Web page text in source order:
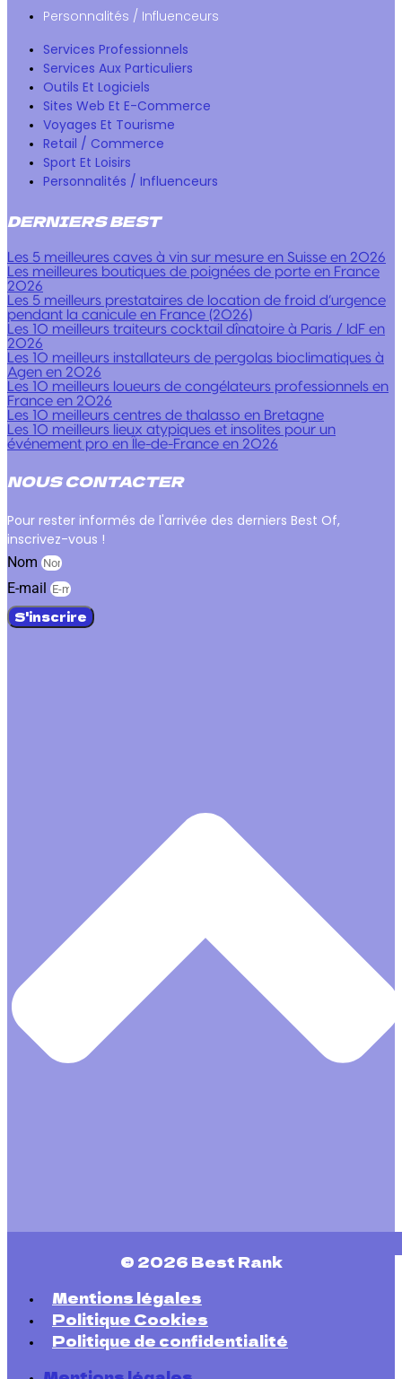
Personnalités / Influenceurs
Services Professionnels
Services Aux Particuliers
Outils Et Logiciels
Sites Web Et E-Commerce
Voyages Et Tourisme
Retail / Commerce
Sport Et Loisirs
Personnalités / Influenceurs
DERNIERS BEST
Les 5 meilleures caves à vin sur mesure en Suisse en 2026
Les meilleures boutiques de poignées de porte en France
2026
Les 5 meilleurs prestataires de location de froid d’urgence
pendant la canicule en France (2026)
Les 10 meilleurs traiteurs cocktail dînatoire à Paris / IdF en
2026
Les 10 meilleurs installateurs de pergolas bioclimatiques à
Agen en 2026
Les 10 meilleurs loueurs de congélateurs professionnels en
France en 2026
Les 10 meilleurs centres de thalasso en Bretagne
Les 10 meilleurs lieux atypiques et insolites pour un
événement pro en Île-de-France en 2026
NOUS CONTACTER
Pour rester informés de l'arrivée des derniers Best Of,
inscrivez-vous !
Nom
E-mail
S'inscrire
© 2026 Best Rank
Mentions légales
Politique Cookies
Politique de confidentialité